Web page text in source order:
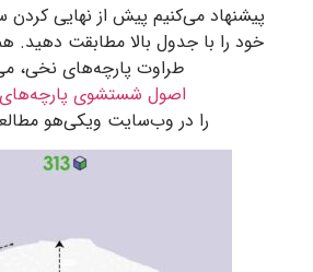
پیشنهاد می‌کنیم پیش از نهایی کردن
خود را با جدول بالا مطابقت
طراوت پارچه‌های نخی،
اصول شستشوی پارچه‌های
را در وب‌سایت ویکی‌هو